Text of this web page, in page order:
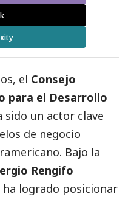
el Consejo
para el Desarrollo
sido un actor clave
de negocio
Bajo la
Rengifo
logrado posicionar